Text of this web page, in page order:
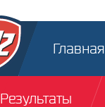
Главная
Результаты